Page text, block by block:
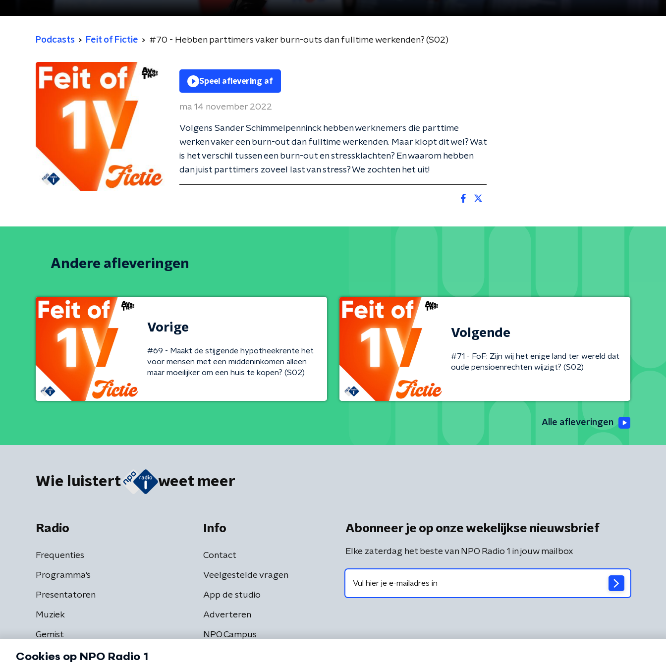
Podcasts Feit of Fictie #70 - Hebben parttimers vaker burn-outs dan fulltime werkenden? (S02)
Speel aflevering af
ma 14 november 2022
Volgens Sander Schimmelpenninck hebben werknemers die parttime
werken vaker een burn-out dan fulltime werkenden. Maar klopt dit wel? Wat
is het verschil tussen een burn-out en stressklachten? En waarom hebben
dan juist parttimers zoveel last van stress? We zochten het uit!
Andere afleveringen
Vorige
#69 - Maakt de stijgende hypotheekrente het
voor mensen met een middeninkomen alleen
maar moeilijker om een huis te kopen? (S02)
Volgende
#71 - FoF: Zijn wij het enige land ter wereld dat
oude pensioenrechten wijzigt? (S02)
Alle afleveringen
Wie luistert weet meer
Radio
Frequenties
Programma's
Presentatoren
Muziek
Gemist
Info
Contact
Veelgestelde vragen
App de studio
Adverteren
NPO Campus
Abonneer je op onze wekelijkse nieuwsbrief
Elke zaterdag het beste van NPO Radio 1 in jouw mailbox